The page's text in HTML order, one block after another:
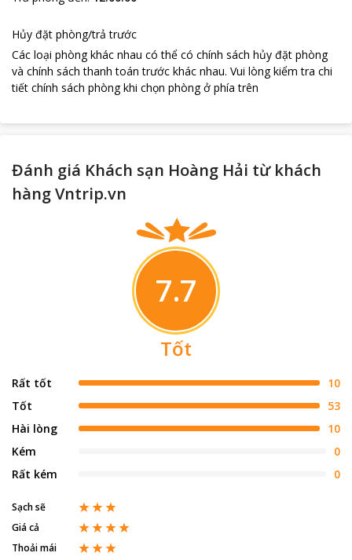
Hủy đặt phòng/trả trước
Các loại phòng khác nhau có thể có chính sách hủy đặt phòng
và chính sách thanh toán trước khác nhau. Vui lòng kiểm tra chi
tiết chính sách phòng khi chọn phòng ở phía trên
Đánh giá Khách sạn Hoàng Hải từ khách
hàng Vntrip.vn
7.7
Tốt
Rất tốt
10
Tốt
53
Hài lòng
10
Kém
0
Rất kém
0
Sạch sẽ
Giá cả
Thoải mái